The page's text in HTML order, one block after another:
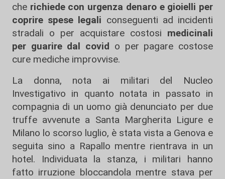
che richiede con urgenza denaro e gioielli per
coprire spese legali conseguenti ad incidenti
stradali o per acquistare costosi medicinali
per guarire dal covid o per pagare costose
cure mediche improvvise.
La donna, nota ai militari del Nucleo
Investigativo in quanto notata in passato in
compagnia di un uomo già denunciato per due
truffe avvenute a Santa Margherita Ligure e
Milano lo scorso luglio, è stata vista a Genova e
seguita sino a Rapallo mentre rientrava in un
hotel. Individuata la stanza, i militari hanno
fatto irruzione bloccandola mentre stava per